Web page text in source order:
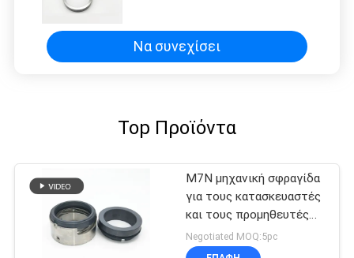
Να συνεχίσει
Top Προϊόντα
M7N μηχανική σφραγίδα
για τους κατασκευαστές
και τους προμηθευτές
σφραγίδων ανοίξεων
κυμάτων αντλιών
Negotiated MOQ:5pc